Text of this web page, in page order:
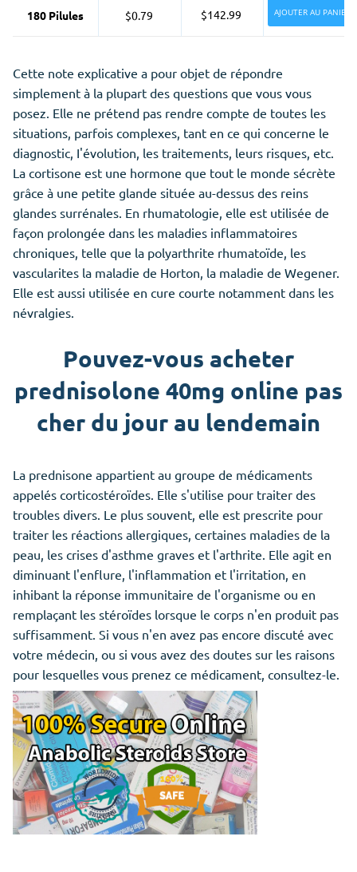
180 Pilules $0.79 $142.99 AJOUTER AU PANIER
Cette note explicative a pour objet de répondre
simplement à la plupart des questions que vous vous
posez. Elle ne prétend pas rendre compte de toutes les
situations, parfois complexes, tant en ce qui concerne le
diagnostic, I'évolution, les traitements, leurs risques, etc.
La cortisone est une hormone que tout le monde sécrète
grâce à une petite glande située au-dessus des reins
glandes surrénales. En rhumatologie, elle est utilisée de
façon prolongée dans les maladies inflammatoires
chroniques, telle que la polyarthrite rhumatoïde, les
vascularites la maladie de Horton, la maladie de Wegener.
Elle est aussi utilisée en cure courte notamment dans les
névralgies.
Pouvez-vous acheter
prednisolone 40mg online pas
cher du jour au lendemain
La prednisone appartient au groupe de médicaments
appelés corticostéroïdes. Elle s'utilise pour traiter des
troubles divers. Le plus souvent, elle est prescrite pour
traiter les réactions allergiques, certaines maladies de la
peau, les crises d'asthme graves et l'arthrite. Elle agit en
diminuant l'enflure, l'inflammation et l'irritation, en
inhibant la réponse immunitaire de l'organisme ou en
remplaçant les stéroïdes lorsque le corps n'en produit pas
suffisamment. Si vous n'en avez pas encore discuté avec
votre médecin, ou si vous avez des doutes sur les raisons
pour lesquelles vous prenez ce médicament, consultez-le.